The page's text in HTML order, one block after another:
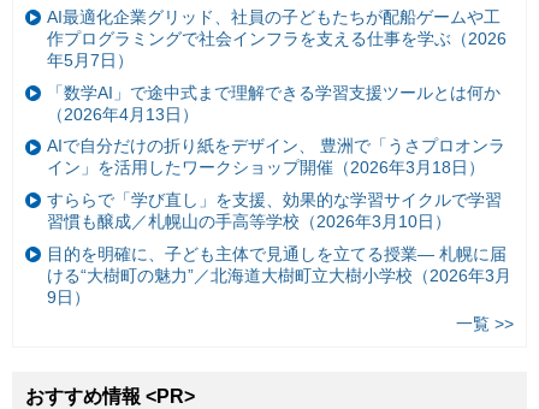
AI最適化企業グリッド、社員の子どもたちが配船ゲームや工
作プログラミングで社会インフラを支える仕事を学ぶ（2026
年5月7日）
「数学AI」で途中式まで理解できる学習支援ツールとは何か
（2026年4月13日）
AIで自分だけの折り紙をデザイン、 豊洲で「うさプロオンラ
イン」を活用したワークショップ開催（2026年3月18日）
すららで「学び直し」を支援、効果的な学習サイクルで学習
習慣も醸成／札幌山の手高等学校（2026年3月10日）
目的を明確に、子ども主体で見通しを立てる授業— 札幌に届
ける“大樹町の魅力”／北海道大樹町立大樹小学校（2026年3月
9日）
一覧 >>
おすすめ情報 <PR>